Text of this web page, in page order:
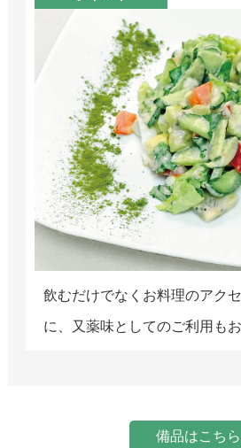
飲むだけでなくお料理のアク
に、又薬味としてのご利用も
備品はこちら